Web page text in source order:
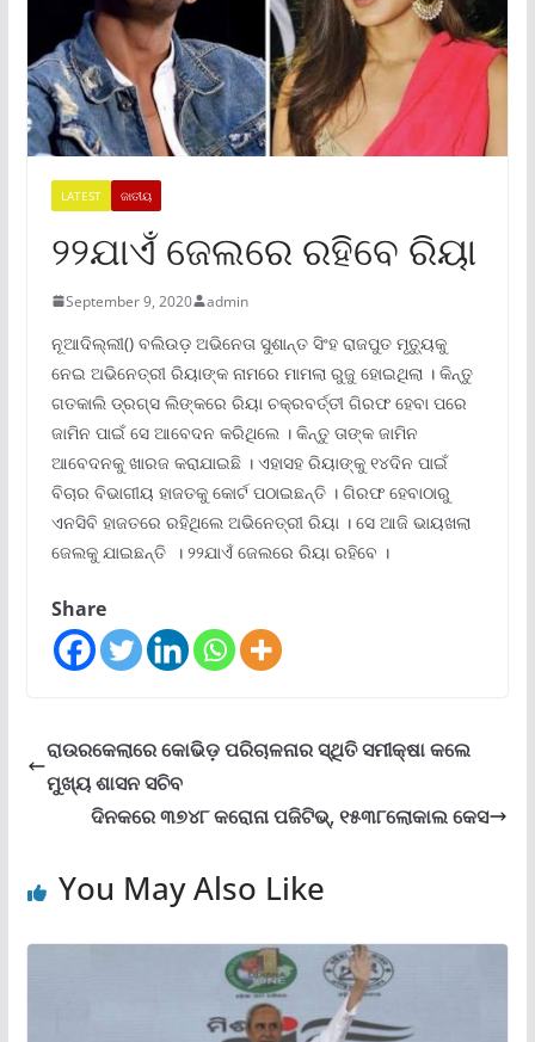
LATEST ଜାତୀୟ
୨୨ଯାଏଁ ଜେଲରେ ରହିବେ ରିୟା
September 9, 2020 admin
ନୂଆଦିଲ୍ଲୀ() ବଲିଉଡ଼ ଅଭିନେତା ସୁଶାନ୍ତ ସିଂହ ରାଜପୁତ ମୃତ୍ୟୁକୁ
ନେଇ ଅଭିନେତ୍ରୀ ରିୟାଙ୍କ ନାମରେ ମାମଲା ରୁଜୁ ହୋଇଥିଲା । କିନ୍ତୁ
ଗତକାଲି ଡ୍ରଗ୍ସ ଲିଙ୍କରେ ରିୟା ଚକ୍ରବର୍ତ୍ତୀ ଗିରଫ ହେବା ପରେ
ଜାମିନ ପାଇଁ ସେ ଆବେଦନ କରିଥିଲେ । କିନ୍ତୁ ତାଙ୍କ ଜାମିନ
ଆବେଦନକୁ ଖାରଜ କରାଯାଇଛି । ଏହାସହ ରିୟାଙ୍କୁ ୧୪ଦିନ ପାଇଁ
ବିଚାର ବିଭାଗୀୟ ହାଜତକୁ କୋର୍ଟ ପଠାଇଛନ୍ତି । ଗିରଫ ହେବାଠାରୁ
ଏନସିବି ହାଜତରେ ରହିଥିଲେ ଅଭିନେତ୍ରୀ ରିୟା । ସେ ଆଜି ଭାୟଖଲା
ଜେଲକୁ ଯାଇଛନ୍ତି । ୨୨ଯାଏଁ ଜେଲରେ ରିୟା ରହିବେ ।
Share
ରାଉରକେଲାରେ କୋଭିଡ଼ ପରିଚାଳନାର ସ୍ଥିତି ସମୀକ୍ଷା କଲେ
ମୁଖ୍ୟ ଶାସନ ସଚିବ
ଦିନକରେ ୩୭୪୮ କରୋନା ପଜିଟିଭ୍, ୧୫୩୮ଲୋକାଲ କେସ
You May Also Like